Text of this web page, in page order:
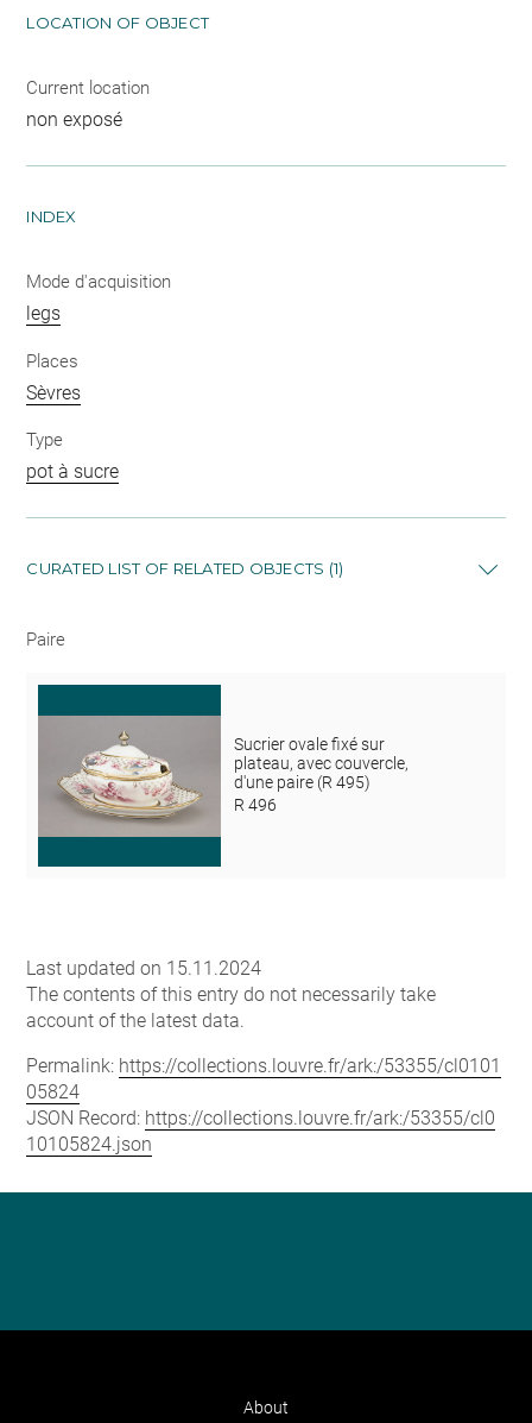
LOCATION OF OBJECT
Current location
non exposé
INDEX
Mode d'acquisition
legs
Places
Sèvres
Type
pot à sucre
CURATED LIST OF RELATED OBJECTS (1)
Paire
Sucrier ovale fixé sur
plateau, avec couvercle,
d'une paire (R 495)
R 496
Last updated on 15.11.2024
The contents of this entry do not necessarily take
account of the latest data.
Permalink: https://collections.louvre.fr/ark:/53355/cl0101
05824
JSON Record: https://collections.louvre.fr/ark:/53355/cl0
10105824.json
About